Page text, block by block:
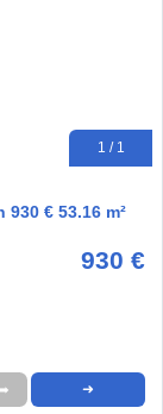
1 / 1
€ 53.16 m²
930 €
➜